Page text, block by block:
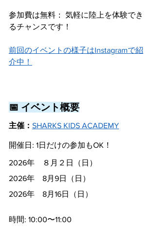
参加費は無料： 気軽に陸上を体験でき
るチャンスです！
前回のイベントの様子はInstagramで紹
介中！
📅 イベント概要
主催： SHARKS KIDS ACADEMY
開催日: 1日だけの参加もOK！
2026年　８月２日（日）
2026年　8月9日（日）
2026年　8月16日（日）
時間: 10:00〜11:00